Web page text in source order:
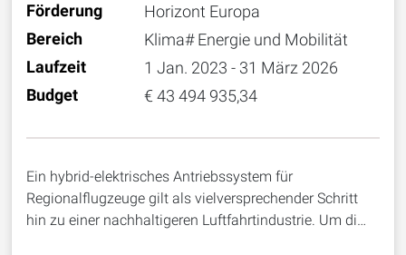
Förderung Horizont Europa
Bereich Klima# Energie und Mobilität
Laufzeit 1 Jan. 2023 - 31 März 2026
Budget € 43 494 935,34
Ein hybrid-elektrisches Antriebssystem für
Regionalflugzeuge gilt als vielversprechender Schritt
hin zu einer nachhaltigeren Luftfahrtindustrie. Um di…